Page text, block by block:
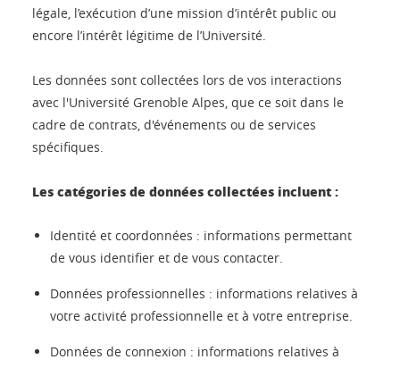
légale, l’exécution d’une mission d’intérêt public ou
encore l’intérêt légitime de l’Université.
Les données sont collectées lors de vos interactions
avec l'Université Grenoble Alpes, que ce soit dans le
cadre de contrats, d'événements ou de services
spécifiques.
Les catégories de données collectées incluent :
Identité et coordonnées : informations permettant
de vous identifier et de vous contacter.
Données professionnelles : informations relatives à
votre activité professionnelle et à votre entreprise.
Données de connexion : informations relatives à